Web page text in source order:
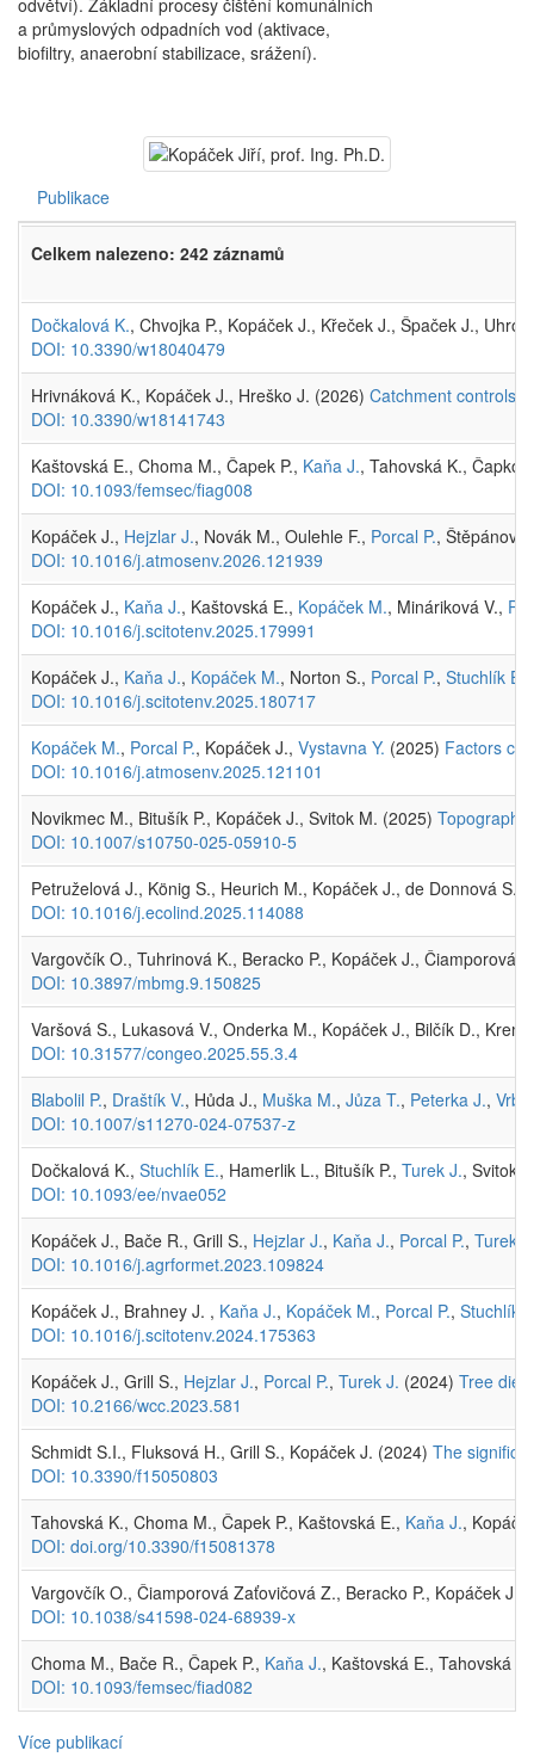
a průmyslových odpadních vod (aktivace,
biofiltry, anaerobní stabilizace, srážení).
Publikace
Celkem nalezeno: 242 záznamů
Dočkalová K., Chvojka P., Kopáček J., Křeček J., Špaček J.,
DOI: 10.3390/w18040479
Hrivnáková K., Kopáček J., Hreško J. (2026) Catchment controls
DOI: 10.3390/w18141743
Kaštovská E., Choma M., Čapek P., Kaňa J., Tahovská K.,
DOI: 10.1093/femsec/fiag008
Kopáček J., Hejzlar J., Novák M., Oulehle F., Porcal P.,
DOI: 10.1016/j.atmosenv.2026.121939
Kopáček J., Kaňa J., Kaštovská E., Kopáček M., Mináriková V.,
DOI: 10.1016/j.scitotenv.2025.179991
Kopáček J., Kaňa J., Kopáček M., Norton S., Porcal P., Stuchlík E.
DOI: 10.1016/j.scitotenv.2025.180717
Kopáček M., Porcal P., Kopáček J., Vystavna Y. (2025) Factors
DOI: 10.1016/j.atmosenv.2025.121101
Novikmec M., Bitušík P., Kopáček J., Svitok M. (2025)
DOI: 10.1007/s10750-025-05910-5
Petruželová J., König S., Heurich M., Kopáček J., de Donnová S.,
DOI: 10.1016/j.ecolind.2025.114088
Vargovčík O., Tuhrinová K., Beracko P., Kopáček J.,
DOI: 10.3897/mbmg.9.150825
Varšová S., Lukasová V., Onderka M., Kopáček J., Bilčík D.,
DOI: 10.31577/congeo.2025.55.3.4
Blabolil P., Draštík V., Hůda J., Muška M., Jůza T., Peterka J.,
DOI: 10.1007/s11270-024-07537-z
Dočkalová K., Stuchlík E., Hamerlik L., Bitušík P., Turek J., Svitok
DOI: 10.1093/ee/nvae052
Kopáček J., Bače R., Grill S., Hejzlar J., Kaňa J., Porcal P., Turek J.
DOI: 10.1016/j.agrformet.2023.109824
Kopáček J., Brahney J. , Kaňa J., Kopáček M., Porcal P., Stuchlík
DOI: 10.1016/j.scitotenv.2024.175363
Kopáček J., Grill S., Hejzlar J., Porcal P., Turek J. (2024) Tree
DOI: 10.2166/wcc.2023.581
Schmidt S.I., Fluksová H., Grill S., Kopáček J. (2024) The
DOI: 10.3390/f15050803
Tahovská K., Choma M., Čapek P., Kaštovská E., Kaňa J.,
DOI: doi.org/10.3390/f15081378
Vargovčík O., Čiamporová Zaťovičová Z., Beracko P., Kopáček
DOI: 10.1038/s41598-024-68939-x
Choma M., Bače R., Čapek P., Kaňa J., Kaštovská E., Tahovská
DOI: 10.1093/femsec/fiad082
Více publikací